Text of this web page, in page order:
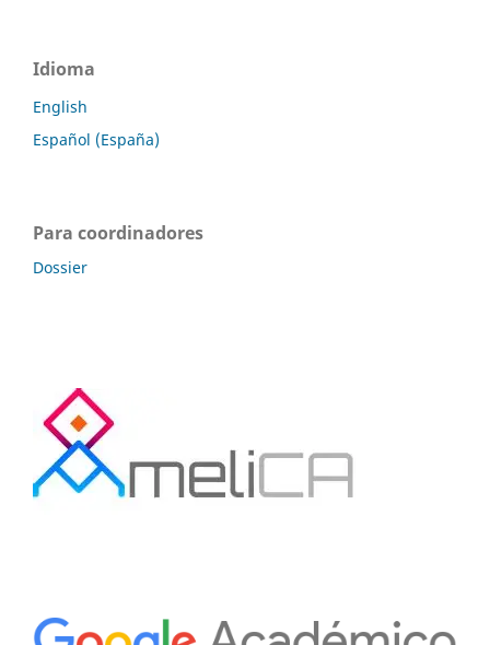
Idioma
English
Español (España)
Para coordinadores
Dossier